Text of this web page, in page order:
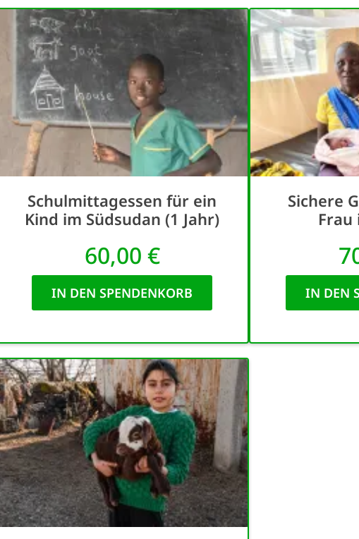
Schulmittagessen für ein
Kind im Südsudan (1 Jahr)
60,00 €
IN DEN SPENDENKORB
Sichere
Frau
IN DEN